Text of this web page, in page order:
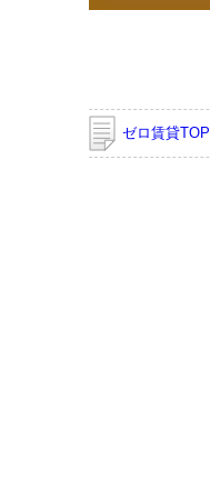
ゼロ賃貸TOP